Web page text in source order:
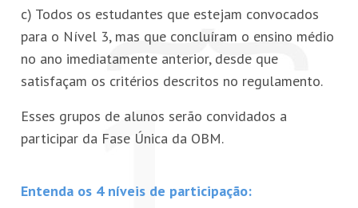
c) Todos os estudantes que estejam convocados
para o Nível 3, mas que concluíram o ensino médio
no ano imediatamente anterior, desde que
satisfaçam os critérios descritos no regulamento.
Esses grupos de alunos serão convidados a
participar da Fase Única da OBM.
Entenda os 4 níveis de participação: